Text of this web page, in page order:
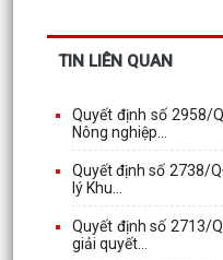
TIN LIÊN QUAN
Quyết định số 2958/
Nông nghiệp...
Quyết định số 2738/
lý Khu...
Quyết định số 2713/
giải quyết...